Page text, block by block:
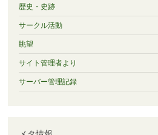
歴史・史跡
サークル活動
眺望
サイト管理者より
サーバー管理記録